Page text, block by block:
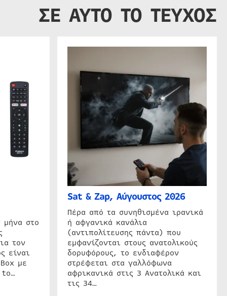
ΣΕ ΑΥΤΟ ΤΟ ΤΕΥΧΟΣ
μήνα στο
τον
είναι
με
to…
Sat & Zap, Αύγουστος 2026
Πέρα από τα συνηθισμένα ιρανικά
ή αφγανικά κανάλια
(αντιπολίτευσης πάντα) που
εμφανίζονται στους ανατολικούς
δορυφόρους, το ενδιαφέρον
στρέφεται στα γαλλόφωνα
αφρικανικά στις 3 Ανατολικά και
τις 34…